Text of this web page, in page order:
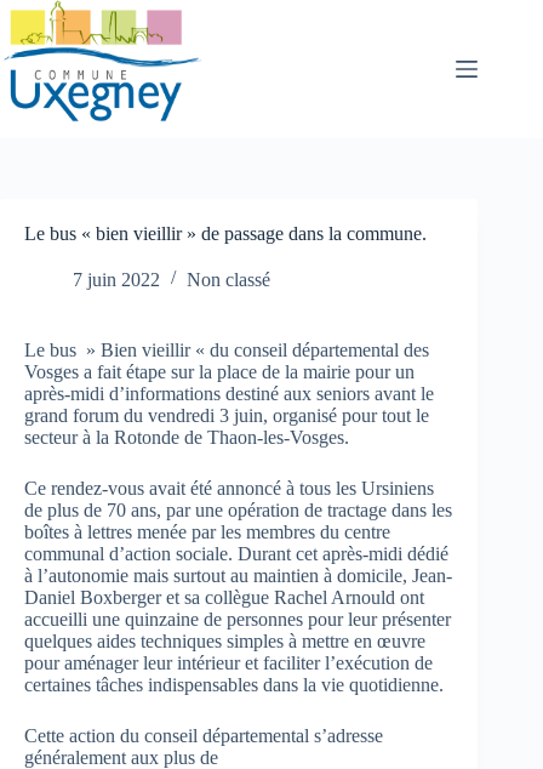
Passer
contenu
Le bus « bien vieillir » de passage dans la commune.
7 juin 2022 Non classé
Le bus » Bien vieillir « du conseil départemental des
Vosges a fait étape sur la place de la mairie pour un
après-midi d’informations destiné aux seniors avant le
grand forum du vendredi 3 juin, organisé pour tout le
secteur à la Rotonde de Thaon-les-Vosges.
Ce rendez-vous avait été annoncé à tous les Ursiniens
de plus de 70 ans, par une opération de tractage dans les
boîtes à lettres menée par les membres du centre
communal d’action sociale. Durant cet après-midi dédié
à l’autonomie mais surtout au maintien à domicile, Jean-
Daniel Boxberger et sa collègue Rachel Arnould ont
accueilli une quinzaine de personnes pour leur présenter
quelques aides techniques simples à mettre en œuvre
pour aménager leur intérieur et faciliter l’exécution de
certaines tâches indispensables dans la vie quotidienne.
Cette action du conseil départemental s’adresse
généralement aux plus de